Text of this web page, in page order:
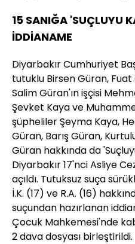
15 SANIĞA 'SUÇLUYU
İDDİANAME
Diyarbakır Cumhuriyet
tutuklu Birsen Güran,
Salim Güran'ın işçisi
Şevket Kaya ve
şüpheliler Şeyma Kaya,
Güran, Barış Güran,
Güran hakkında da
Diyarbakır 17'nci Asliye
açıldı. Tutuksuz suça
İ.K. (17) ve R.A. (16)
suçundan hazırlanan
Çocuk Mahkemesi'nde
2 dava dosyası birleştirildi.